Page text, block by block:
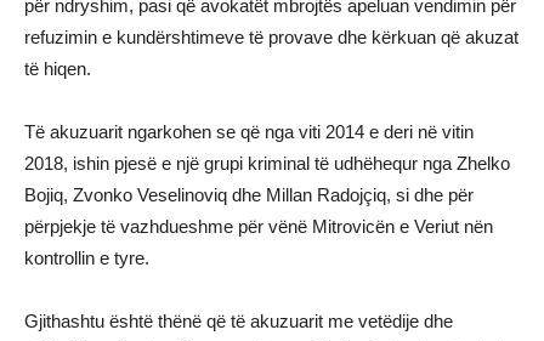
për ndryshim, pasi që avokatët mbrojtës apeluan vendimin për
refuzimin e kundërshtimeve të provave dhe kërkuan që akuzat
të hiqen.
Të akuzuarit ngarkohen se që nga viti 2014 e deri në vitin
2018, ishin pjesë e një grupi kriminal të udhëhequr nga Zhelko
Bojiq, Zvonko Veselinoviq dhe Millan Radojçiq, si dhe për
përpjekje të vazhdueshme për vënë Mitrovicën e Veriut nën
kontrollin e tyre.
Gjithashtu është thënë që të akuzuarit me vetëdije dhe